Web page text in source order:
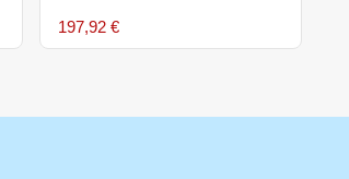
197,92 €